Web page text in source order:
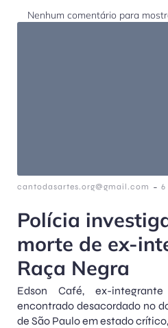
Nenhum comentário para
cantodasartes.org@gmail.com - 6
Polícia
morte de ex-
Raça Negra
Edson Café, ex-
encontrado desacordado no
de São Paulo em estado